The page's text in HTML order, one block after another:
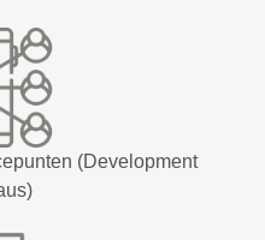
(Development